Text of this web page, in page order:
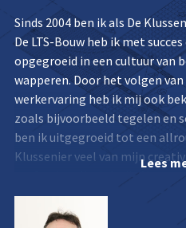
Sinds 2004 ben ik als De
De LTS-Bouw heb ik met
opgegroeid in een cultuur van
wapperen. Door het volgen
werkervaring heb ik mij ook
zoals bijvoorbeeld tegelen en
ben ik uitgegroeid tot een
Klussenier veel van mijn
professionaliteit kwijt. Voor
badkamer, het plaatsen van
geen probleem. Wat ik leuk
Lees